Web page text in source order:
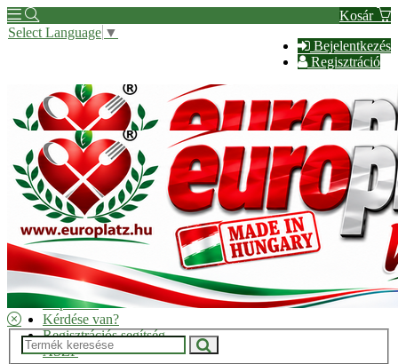
Kosár
Bejelentkezés
Regisztráció
Select Language ▼
Hírek
Kapcsolat
Kérdése van?
Regisztrációs segítség
ÁSZF